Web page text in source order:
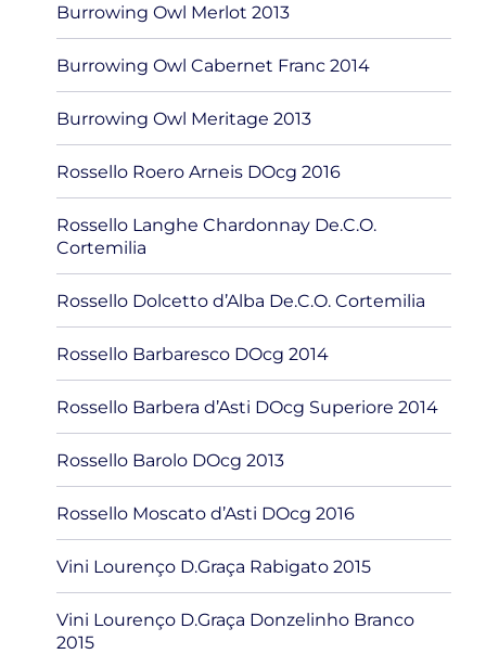
Burrowing Owl Merlot 2013
Burrowing Owl Cabernet Franc 2014
Burrowing Owl Meritage 2013
Rossello Roero Arneis DOcg 2016
Rossello Langhe Chardonnay De.C.O.
Cortemilia
Rossello Dolcetto d’Alba De.C.O. Cortemilia
Rossello Barbaresco DOcg 2014
Rossello Barbera d’Asti DOcg Superiore 2014
Rossello Barolo DOcg 2013
Rossello Moscato d’Asti DOcg 2016
Vini Lourenço D.Graça Rabigato 2015
Vini Lourenço D.Graça Donzelinho Branco
2015